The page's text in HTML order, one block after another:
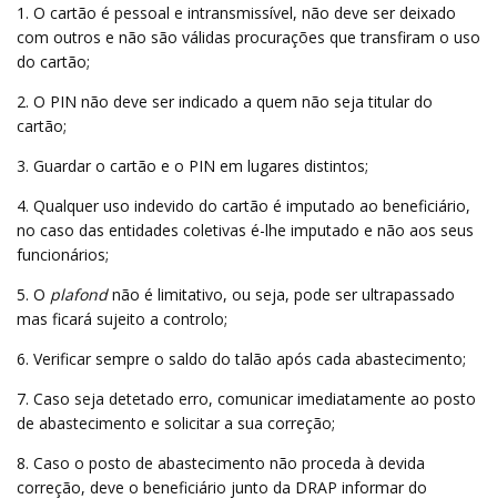
1. O cartão é pessoal e intransmissível, não deve ser deixado
com outros e não são válidas procurações que transfiram o uso
do cartão;
2. O PIN não deve ser indicado a quem não seja titular do
cartão;
3. Guardar o cartão e o PIN em lugares distintos;
4. Qualquer uso indevido do cartão é imputado ao beneficiário,
no caso das entidades coletivas é-lhe imputado e não aos seus
funcionários;
5. O plafondnão é limitativo, ou seja, pode ser ultrapassado
mas ficará sujeito a controlo;
6. Verificar sempre o saldo do talão após cada abastecimento;
7. Caso seja detetado erro, comunicar imediatamente ao posto
de abastecimento e solicitar a sua correção;
8. Caso o posto de abastecimento não proceda à devida
correção, deve o beneficiário junto da DRAP informar do